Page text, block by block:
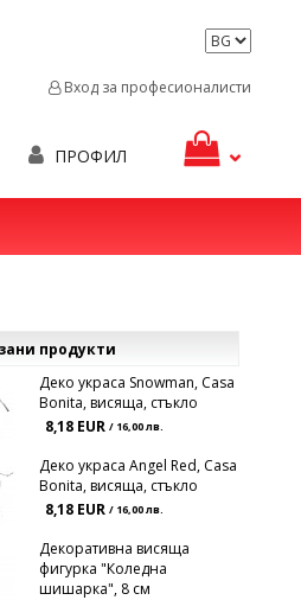
Вход за професионалисти
ПРОФИЛ
продукти
Деко украса Snowman, Casa
Bonita, висяща, стъкло
8,18 EUR / 16,00 лв.
Деко украса Angel Red, Casa
Bonita, висяща, стъкло
8,18 EUR / 16,00 лв.
Декоративна висяща
фигурка "Коледна
шишарка", 8 см